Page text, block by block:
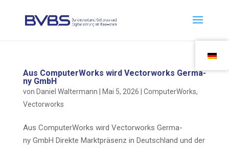
Aus Com­pu­ter­Works wird Vec­tor­works Ger­ma­
ny GmbH
von Daniel Waltermann Mai 5, 2026 ComputerWorks,
Vectorworks
Aus Com­pu­ter­Works wird Vec­tor­works Ger­ma­
ny GmbH Direk­te Markt­prä­senz in Deutsch­land und der